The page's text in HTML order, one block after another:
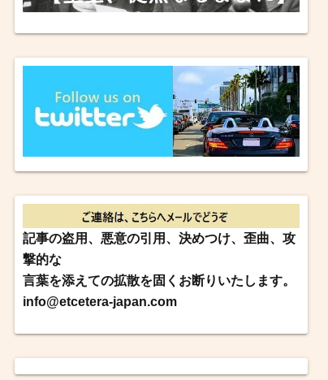
記事の盗用、悪意の引用、決めつけ、歪曲、攻
撃的な
言葉を添えての拡散を固くお断りいたします。
info@etcetera-japan.com